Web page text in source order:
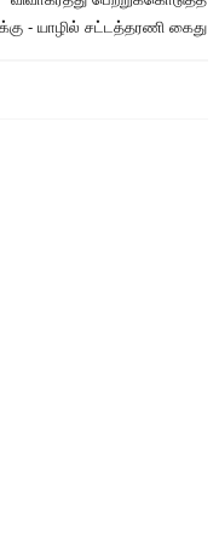
- யாழில் சட்டத்தரணி கைது